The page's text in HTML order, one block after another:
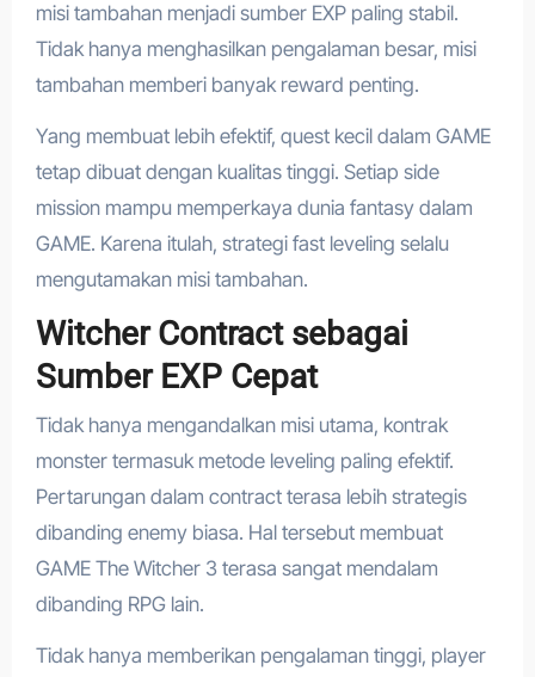
misi tambahan menjadi sumber EXP paling stabil.
Tidak hanya menghasilkan pengalaman besar, misi
tambahan memberi banyak reward penting.
Yang membuat lebih efektif, quest kecil dalam GAME
tetap dibuat dengan kualitas tinggi. Setiap side
mission mampu memperkaya dunia fantasy dalam
GAME. Karena itulah, strategi fast leveling selalu
mengutamakan misi tambahan.
Witcher Contract sebagai
Sumber EXP Cepat
Tidak hanya mengandalkan misi utama, kontrak
monster termasuk metode leveling paling efektif.
Pertarungan dalam contract terasa lebih strategis
dibanding enemy biasa. Hal tersebut membuat
GAME The Witcher 3 terasa sangat mendalam
dibanding RPG lain.
Tidak hanya memberikan pengalaman tinggi, player